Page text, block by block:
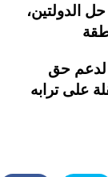
الدولتين،
لدعم حق
على ترابه